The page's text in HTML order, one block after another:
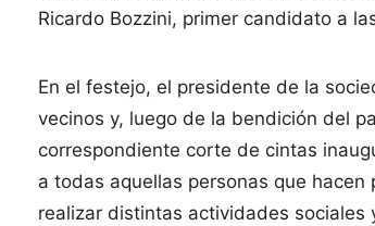
Ricardo Bozzini, primer candidato a
En el festejo, el presidente de la
vecinos y, luego de la bendición del
correspondiente corte de cintas
a todas aquellas personas que
realizar distintas actividades sociales